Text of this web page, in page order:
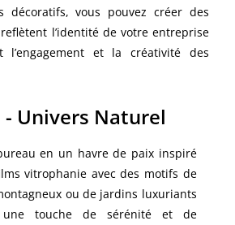
décoratifs, vous pouvez créer des
l’identité de votre entreprise
et la créativité des
Univers Naturel
en un havre de paix inspiré
vitrophanie avec des motifs de
ou de jardins luxuriants
une touche de sérénité et de